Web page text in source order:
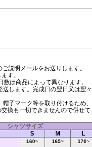
説明メールをお送りします。
す。
は商品によって異なります。
します。完成日の翌日又は翌
子マーク等を取り付けるため
換も一切できませんので併せ
シャツサイズ
S M
L
160~
165~
170~